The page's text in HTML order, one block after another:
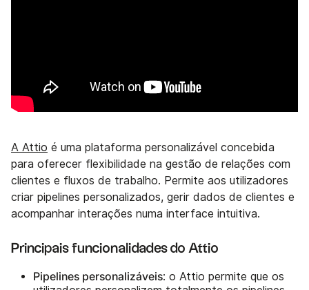
A Attio é uma plataforma personalizável concebida
para oferecer flexibilidade na gestão de relações com
clientes e fluxos de trabalho. Permite aos utilizadores
criar pipelines personalizados, gerir dados de clientes e
acompanhar interações numa interface intuitiva.
Principais funcionalidades do Attio
Pipelines personalizáveis: o Attio permite que os